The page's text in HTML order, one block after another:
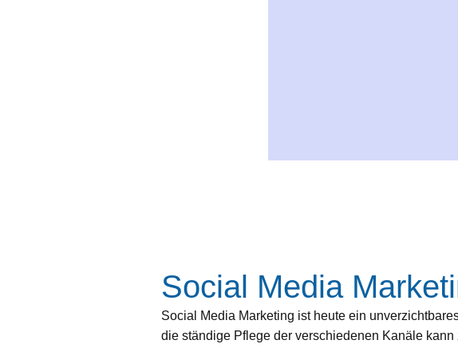
Social Media
Social Media Marketing ist heute ein
die ständige Pflege der verschiedenen Kanäle